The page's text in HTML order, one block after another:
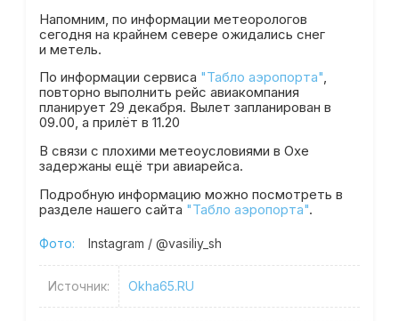
Напомним, по информации метеорологов
сегодня на крайнем севере ожидались снег
и метель.
По информации сервиса "Табло аэропорта",
повторно выполнить рейс авиакомпания
планирует 29 декабря. Вылет запланирован в
09.00, а прилёт в 11.20
В связи с плохими метеоусловиями в Охе
задержаны ещё три авиарейса.
Подробную информацию можно посмотреть в
разделе нашего сайта "Табло аэропорта".
Фото: Instagram / @vasiliy_sh
Источник: Okha65.RU